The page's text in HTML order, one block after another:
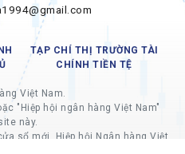
TẠP CHÍ THỊ TRƯỜNG TÀI
CHÍNH TIỀN TỆ
Việt Nam.
"Hiệp hội ngân hàng Việt Nam"
này.
sổ mới, Hiệp hội Ngân hàng Việt